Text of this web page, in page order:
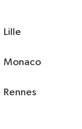
Lille
Monaco
Rennes